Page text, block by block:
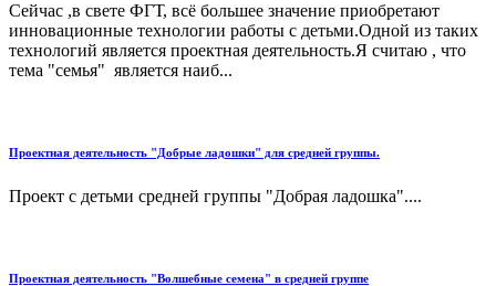
Сейчас ,в свете ФГТ, всё большее значение приобретают
инновационные технологии работы с детьми.Одной из таких
технологий является проектная деятельность.Я считаю , что
тема "семья" является наиб...
Проектная деятельность "Добрые ладошки" для средней группы.
Проект с детьми средней группы "Добрая ладошка"....
Проектная деятельность "Волшебные семена" в средней группе